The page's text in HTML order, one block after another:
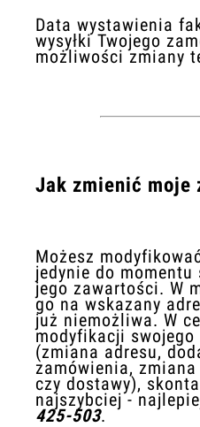
Data wystawienia
wysyłki Twojego
możliwości zmiany
Jak zmienić moje
Możesz
jedynie do
jego zawartości. W
go na wskazany
już niemożliwa. W
modyfikacji swojego
(zmiana adresu,
zamówienia,
czy dostawy),
najszybciej -
425-503.